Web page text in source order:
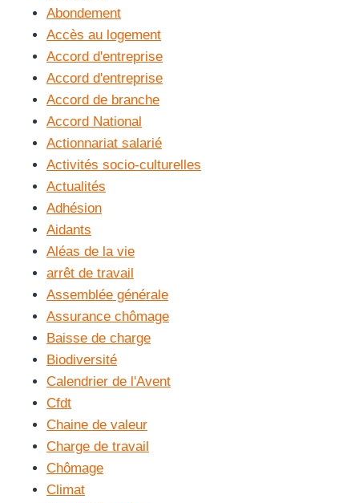
Abondement
Accès au logement
Accord d'entreprise
Accord d'entreprise
Accord de branche
Accord National
Actionnariat salarié
Activités socio-culturelles
Actualités
Adhésion
Aidants
Aléas de la vie
arrêt de travail
Assemblée générale
Assurance chômage
Baisse de charge
Biodiversité
Calendrier de l'Avent
Cfdt
Chaine de valeur
Charge de travail
Chômage
Climat